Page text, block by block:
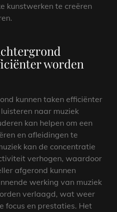
kunstwerken te creëren
worden
kunnen taken efficiënter
naar muziek
kan helpen om een
en afleidingen te
kan de concentratie
verhogen, waardoor
afgerond kunnen
werking van muziek
verlaagd, wat weer
focus en prestaties. Het